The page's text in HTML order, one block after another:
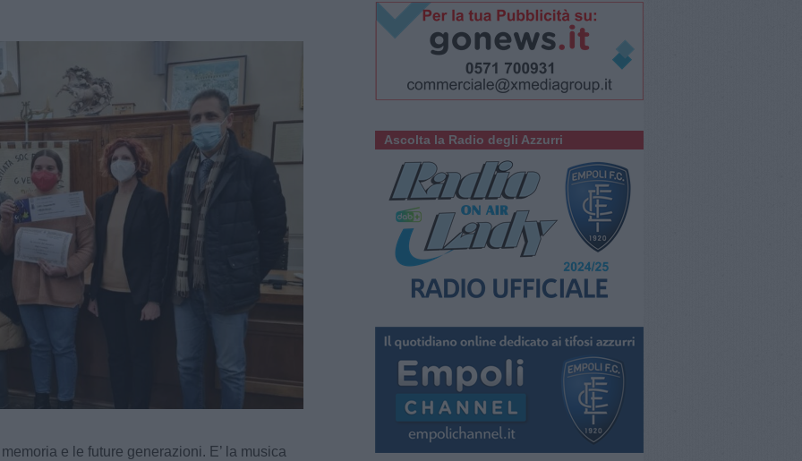
e le future generazioni. E’ la musica
Ascolta la Radio degli Azzurri